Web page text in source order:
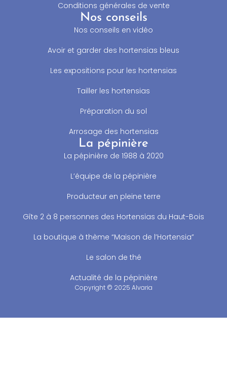
Conditions générales de vente
Nos conseils
Nos conseils en vidéo
Avoir et garder des hortensias bleus
Les expositions pour les hortensias
Tailler les hortensias
Préparation du sol
Arrosage des hortensias
La pépinière
La pépinière de 1988 à 2020
L’équipe de la pépinière
Producteur en pleine terre
Gîte 2 à 8 personnes des Hortensias du Haut-Bois
La boutique à thème “Maison de l’Hortensia”
Le salon de thé
Actualité de la pépinière
Copyright © 2025 Alvaria